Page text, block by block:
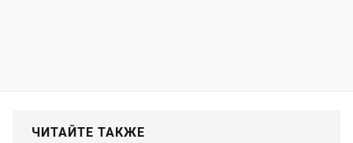
ЧИТАЙТЕ ТАКЖЕ